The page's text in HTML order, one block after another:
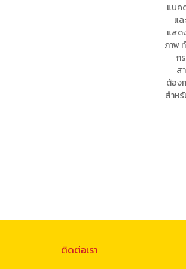
แบค
แล
แสด
ภาพ
ก
ส
ต้อง
สำห
ติดต่อเรา